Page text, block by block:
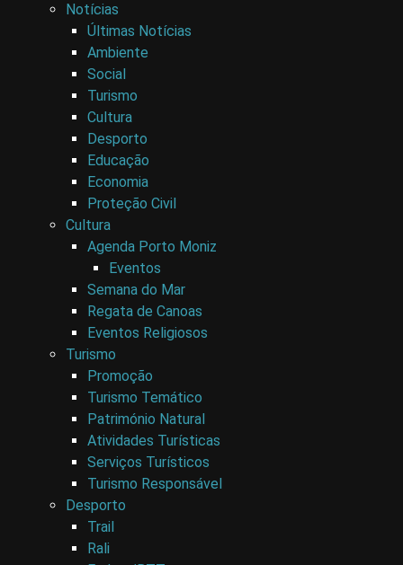
Notícias
Últimas Notícias
Ambiente
Social
Turismo
Cultura
Desporto
Educação
Economia
Proteção Civil
Cultura
Agenda Porto Moniz
Eventos
Semana do Mar
Regata de Canoas
Eventos Religiosos
Turismo
Promoção
Turismo Temático
Património Natural
Atividades Turísticas
Serviços Turísticos
Turismo Responsável
Desporto
Trail
Rali